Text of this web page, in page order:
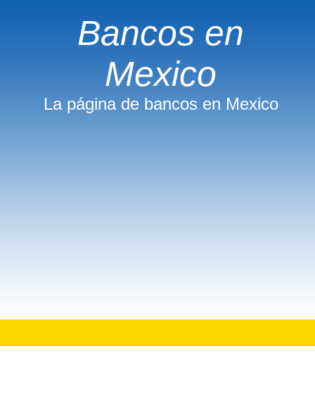
Bancos en
Mexico
La página de bancos en Mexico